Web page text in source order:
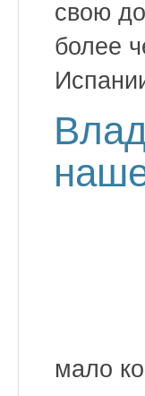
свою
более
мало